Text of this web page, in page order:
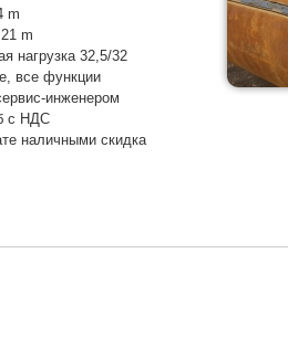
m
m
нагрузка 32,5/32
все функции
инженером
с НДС
наличными скидка